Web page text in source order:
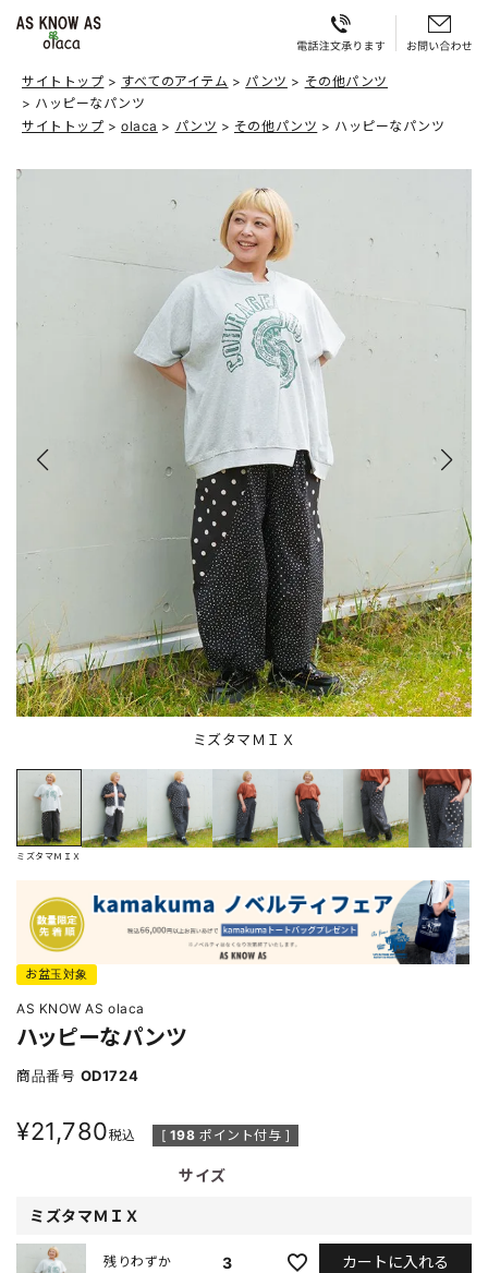
サイトトップ すべてのアイテム パンツ
その他パンツ
ハッピーなパンツ
サイトトップ
olaca パンツ その他パンツ ハッピーなパンツ
ミズタマＭＩＸ
ミズタマＭＩＸ
お盆玉対象
AS KNOW AS olaca
ハッピーなパンツ
商品番号 OD1724
¥21,780税込 [ 198 ポイント付与 ]
サイズ
ミズタマＭＩＸ
3
残りわずか カートに入れる